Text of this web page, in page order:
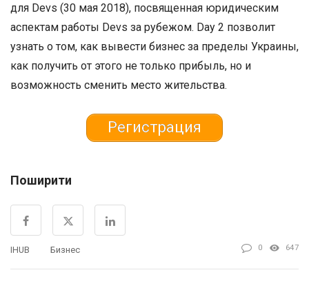
для Devs (30 мая 2018), посвященная юридическим
аспектам работы Devs за рубежом. Day 2 позволит
узнать о том, как вывести бизнес за пределы Украины,
как получить от этого не только прибыль, но и
возможность сменить место жительства.
Регистрация
Поширити
IHUB Бизнес 0 647